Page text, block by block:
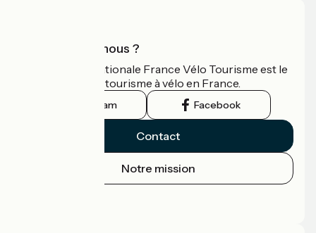
Qui sommes-nous ?
L'association nationale France Vélo Tourisme est le
guide officiel du tourisme à vélo en France.
Instagram Facebook
Contact
Notre mission